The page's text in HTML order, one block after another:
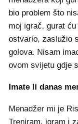
bio problem što
moj igrač, gurat
ostvario, zaslužio
golova. Nisam
ovom svijetu gdje
Imate li danas
Menadžer mi je
Treniram, igram i